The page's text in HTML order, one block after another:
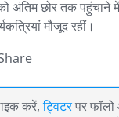
अंतिम छोर तक पहुंचाने
मौजूद रहीं।
करें, ट्विटर पर